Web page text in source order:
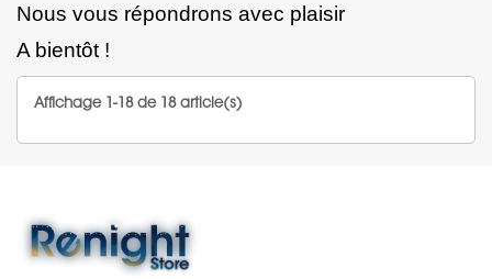
Nous vous répondrons avec plaisir
A bientôt !
Affichage 1-18 de 18 article(s)